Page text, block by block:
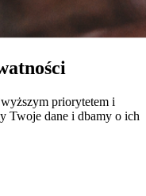
priorytetem i
Twoje dane i dbamy o ich